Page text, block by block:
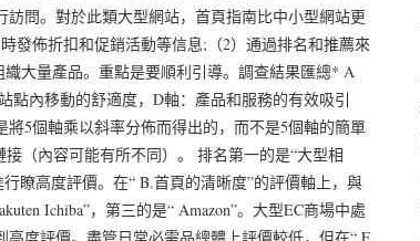
問。對於此類大型網站，首頁指南比中小型網站更
發佈折扣和促銷活動等信息;（2）通過排名和推薦來
大量產品。重點是要順利引導。調查結果匯總* A
點內移動的舒適度，D軸：產品和服務的有效吸引
5個軸乘以斜率分佈而得出的，而不是5個軸的簡單
（內容可能有所不同）。 排名第一的是“大型相
瞭高度評價。在“ B.首頁的清晰度”的評價軸上，與
Ichiba”，第三的是“ Amazon”。大型EC商場中處
度評價。盡管日常必需品總體上評價較低，但在“ F.